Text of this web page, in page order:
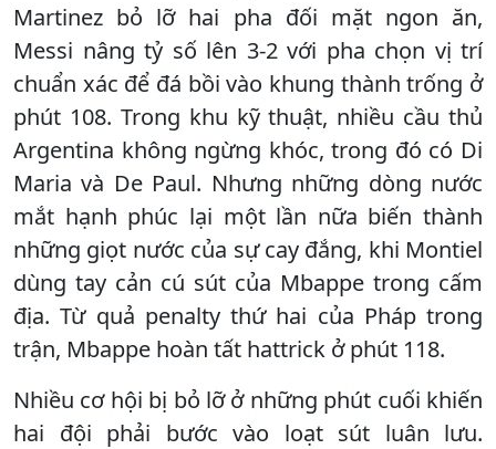
Martinez bỏ lỡ hai pha đối mặt ngon ăn,
Messi nâng tỷ số lên 3-2 với pha chọn vị trí
chuẩn xác để đá bồi vào khung thành trống ở
phút 108. Trong khu kỹ thuật, nhiều cầu thủ
Argentina không ngừng khóc, trong đó có Di
Maria và De Paul. Nhưng những dòng nước
mắt hạnh phúc lại một lần nữa biến thành
những giọt nước của sự cay đắng, khi Montiel
dùng tay cản cú sút của Mbappe trong cấm
địa. Từ quả penalty thứ hai của Pháp trong
trận, Mbappe hoàn tất hattrick ở phút 118.
Nhiều cơ hội bị bỏ lỡ ở những phút cuối khiến
hai đội phải bước vào loạt sút luân lưu.